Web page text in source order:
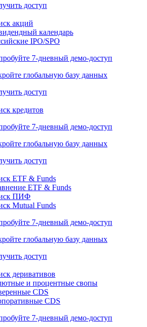
доступ
акций
календарь
IPO/SPO
7-дневный демо-доступ
глобальную базу данных
доступ
кредитов
7-дневный демо-доступ
глобальную базу данных
доступ
ETF & Funds
ETF & Funds
ПИФ
Mutual Funds
7-дневный демо-доступ
глобальную базу данных
доступ
деривативов
и процентные свопы
CDS
CDS
7-дневный демо-доступ